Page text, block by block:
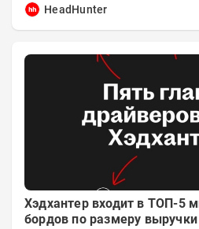
HeadHunter
Хэдхантер входит в ТОП-5
бордов по размеру выручки